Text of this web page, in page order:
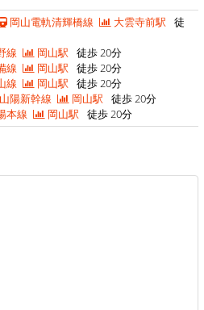
岡山電軌清輝橋線 大雲寺前駅 徒
線 岡山駅 徒歩 20分
線 岡山駅 徒歩 20分
線 岡山駅 徒歩 20分
山陽新幹線 岡山駅 徒歩 20分
本線 岡山駅 徒歩 20分